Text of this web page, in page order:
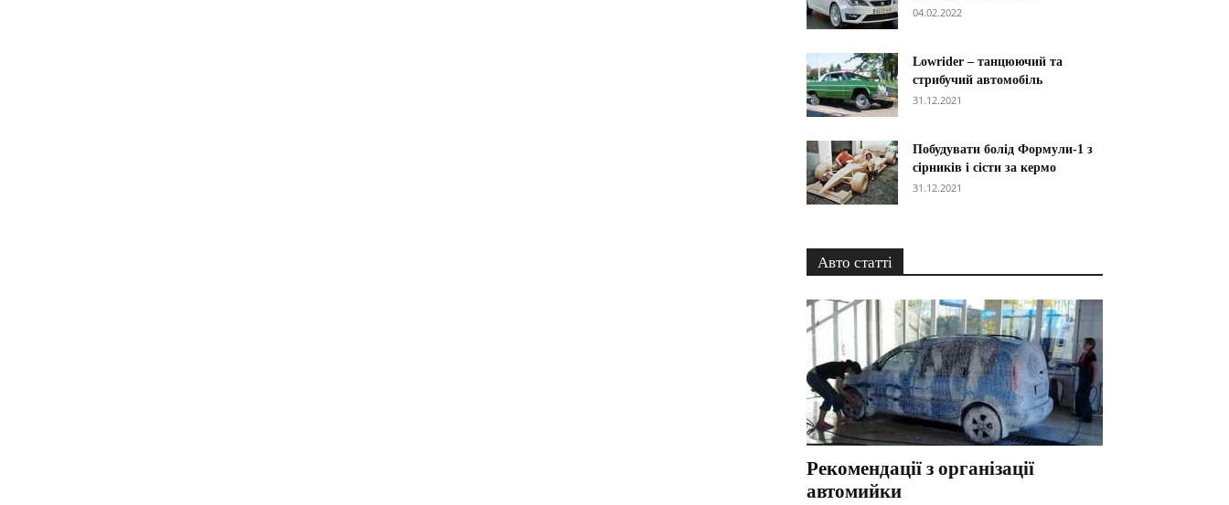
04.02.2022
Lowrider – танцюючий та
стрибучий автомобіль
31.12.2021
Побудувати болід Формули-1 з
сірників і сісти за кермо
31.12.2021
Авто статті
Рекомендації з організації
автомийки